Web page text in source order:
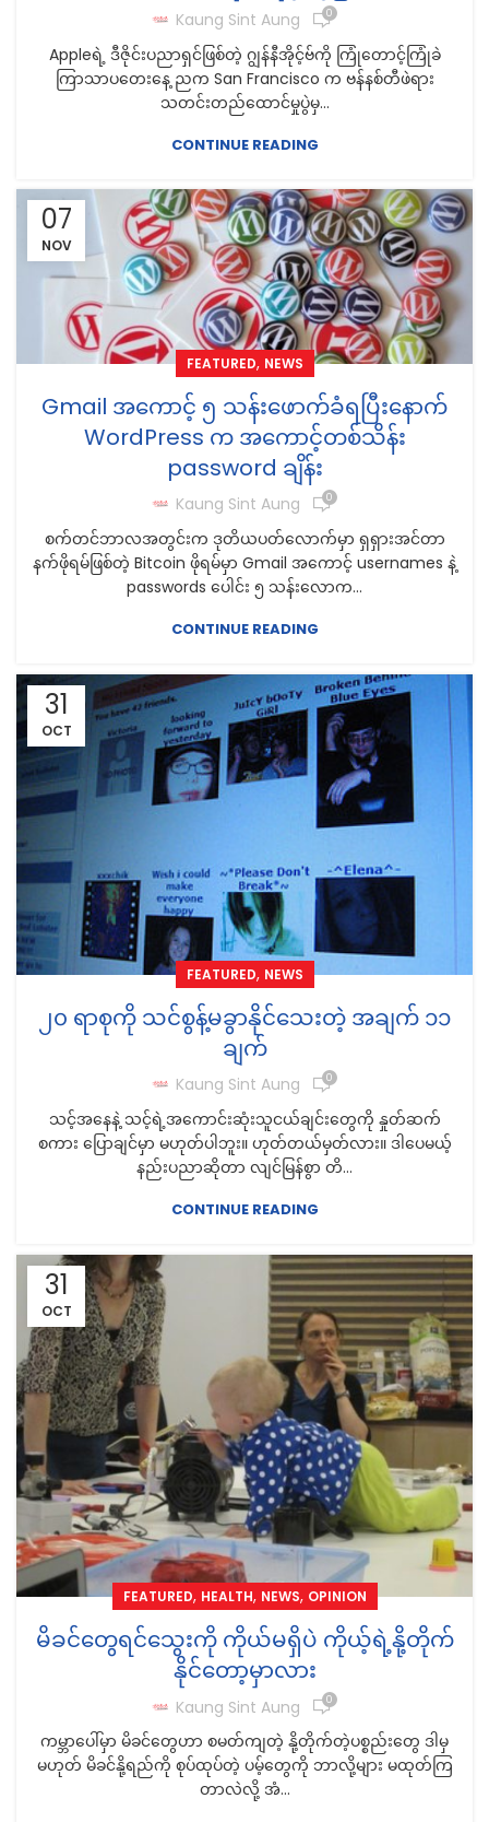
Kaung Sint Aung 0
Appleရဲ့ ဒီဇိုင်းပညာရှင်ဖြစ်တဲ့ ဂျွန်နီအိုင့်ဗ်ကို ကြုံတောင့်ကြုံခဲ
ကြာသာပတေးနေ့ ညက San Francisco က ဗန်နစ်တီဖဲရား
သတင်းတည်ထောင်မှုပွဲမှ...
CONTINUE READING
07
NOV
FEATURED, NEWS
Gmail အကောင့် ၅ သန်းဖောက်ခံရပြီးနောက်
WordPress က အကောင့်တစ်သိန်း
password ချိန်း
Kaung Sint Aung 0
စက်တင်ဘာလအတွင်းက ဒုတိယပတ်လောက်မှာ ရှရှားအင်တာ
နက်ဖိုရမ်ဖြစ်တဲ့ Bitcoin ဖိုရမ်မှာ Gmail အကောင့် usernames နဲ့
passwords ပေါင်း ၅ သန်းလောက...
CONTINUE READING
31
OCT
FEATURED, NEWS
၂၀ ရာစုကို သင်စွန့်မခွာနိုင်သေးတဲ့ အချက် ၁၁
ချက်
Kaung Sint Aung 0
သင့်အနေနဲ့ သင့်ရဲ့အကောင်းဆုံးသူငယ်ချင်းတွေကို နှုတ်ဆက်
စကား ပြောချင်မှာ မဟုတ်ပါဘူး။ ဟုတ်တယ်မှတ်လား။ ဒါပေမယ့်
နည်းပညာဆိုတာ လျင်မြန်စွာ တိ...
CONTINUE READING
31
OCT
FEATURED, HEALTH, NEWS, OPINION
မိခင်တွေရင်သွေးကို ကိုယ်မရှိပဲ ကိုယ့်ရဲ့နို့တိုက်
နိုင်တော့မှာလား
Kaung Sint Aung 0
ကမ္ဘာပေါ်မှာ မိခင်တွေဟာ စမတ်ကျတဲ့ နို့တိုက်တဲ့ပစ္စည်းတွေ ဒါမှ
မဟုတ် မိခင်နို့ရည်ကို စုပ်ထုပ်တဲ့ ပမ့်တွေကို ဘာလို့များ မထုတ်ကြ
တာလဲလို့ အံ...